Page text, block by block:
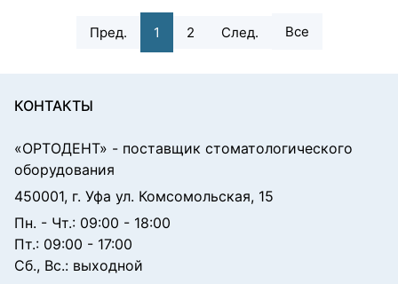
Пред. 1 2 След. Все
КОНТАКТЫ
«ОРТОДЕНТ» - поставщик стоматологического
оборудования
450001, г. Уфа ул. Комсомольская, 15
Пн. - Чт.: 09:00 - 18:00
Пт.: 09:00 - 17:00
Сб., Вс.: выходной